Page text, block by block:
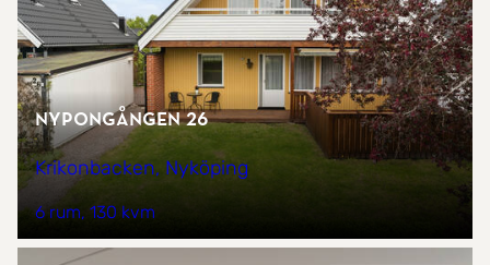
Nypongången 26
Krikonbacken, Nyköping
6 rum 130 kvm